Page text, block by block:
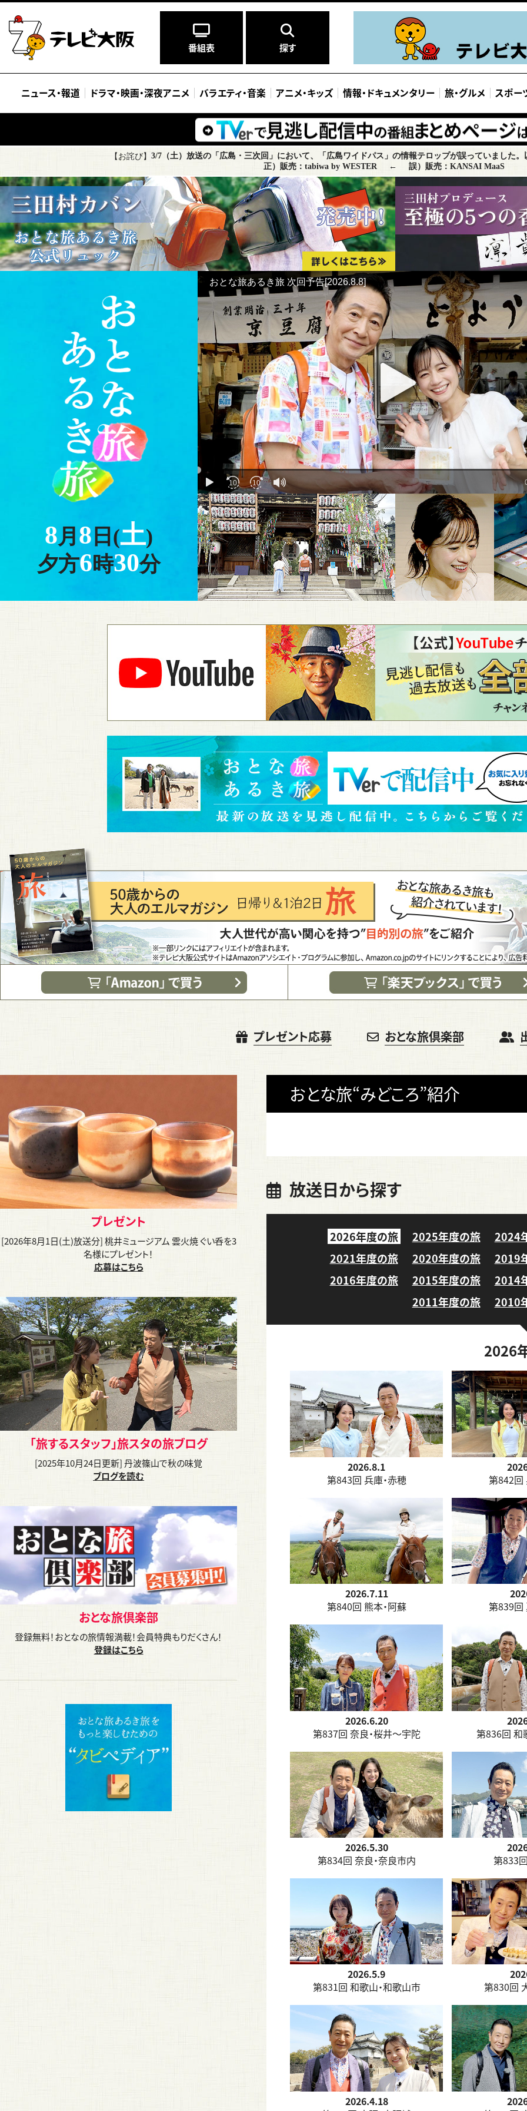
番組表 探す
ニュース・報道 ドラマ・映画・深夜アニメ バラエティ・音楽 アニメ・キッズ 情報・ ドキュメンタリー 旅・グルメ スポー
【お詫び】 3/7（土）放送の「広島・三次回」において、「広島ワイドパス」の情報テロップが誤っていました。
正）販売：tabiwa by WESTER
← 誤）販売：KANSAI MaaS
8月 8 日(土)
夕方6時30分
おとな旅あるき旅 次回予告[2026.8.8]
play
play
10 10
プレゼント応募 おとな旅倶楽部
プレゼント
[2026年8月1日(土)放送分] 桃井ミュージアム 雲火焼 ぐい呑を3
名様にプレゼント！
応募はこちら
「旅するスタッフ」旅スタの旅ブログ
[2025年10月24日更新] 丹波篠山で秋の味覚
ブログを読む
おとな旅“みどころ”紹介
放送日から探す
2026年度の旅 2025年度の旅
2024
2021年度の旅
2020年度の旅
2019
2016年度の旅
2015年度の旅
2014
2011年度の旅
2010
2026
2026.8.1
第843回 兵庫・赤穂
第842回
2026.7.11
第840回 熊本・阿蘇
第839回
2026.6.20
第837回 奈良・桜井～宇陀
第836回 和
2026.5.30
第834回 奈良・奈良市内
第833
2026.5.9
第831回 和歌山・和歌山市
第830回
2026.4.18
おとな旅倶楽部
登録無料！おとなの旅情報満載！会員特典もりだくさん！
登録はこちら